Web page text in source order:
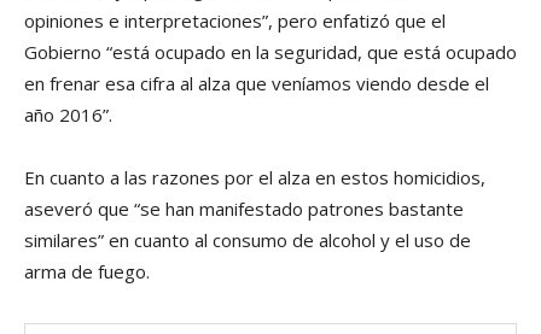
opiniones e interpretaciones”, pero enfatizó que el
Gobierno “está ocupado en la seguridad, que está ocupado
en frenar esa cifra al alza que veníamos viendo desde el
año 2016”.
En cuanto a las razones por el alza en estos homicidios,
aseveró que “se han manifestado patrones bastante
similares” en cuanto al consumo de alcohol y el uso de
arma de fuego.